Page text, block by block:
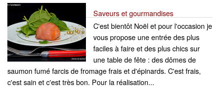
Saveurs et gourmandises
C'est bientôt Noël et pour l'occasion je
vous propose une entrée des plus
faciles à faire et des plus chics sur
une table de fête : des dômes de
saumon fumé farcis de fromage frais et d'épinards. C'est frais,
c'est sain et c'est très bon. Pour la réalisation...